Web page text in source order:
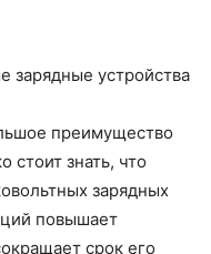
зарядные устройства
преимущество
стоит знать, что
зарядных
повышает
срок его